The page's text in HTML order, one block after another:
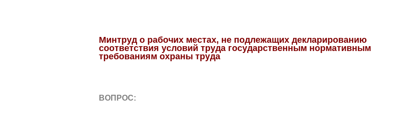
Минтруд о рабочих местах, не подлежащих декларированию
соответствия условий труда государственным нормативным
требованиям охраны труда
ВОПРОС: